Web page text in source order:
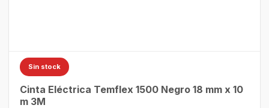
Sin stock
Cinta Eléctrica Temflex 1500 Negro 18 mm x 10
m 3M